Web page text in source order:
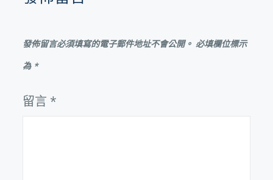
發佈留言必須填寫的電子郵件地址不會公開。 必填欄位標示
為 *
留言 *